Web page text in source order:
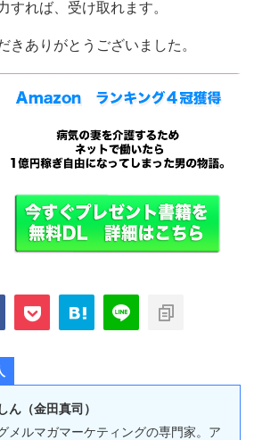
すれば、受け取れます。
きありがとうございました。
ん（金田真司）
メルマガマーケティングの専門家。ア